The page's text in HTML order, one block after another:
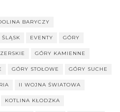
BARYCZY
EVENTY GÓRY
GÓRY KAMIENNE
GÓRY STOŁOWE GÓRY SUCHE
II WOJNA ŚWIATOWA
KOTLINA KŁODZKA